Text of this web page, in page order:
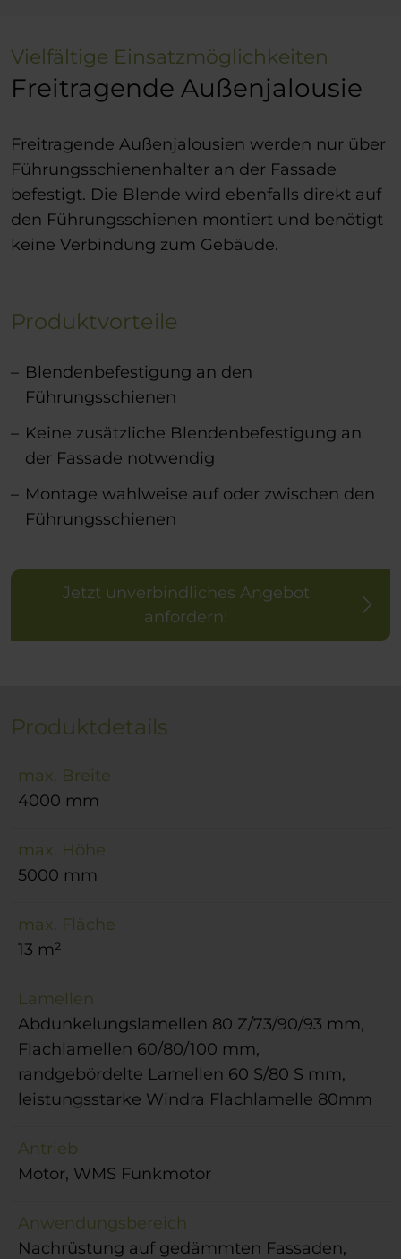
Vielfältige Einsatzmöglichkeiten
Freitragende Außenjalousie
Freitragende Außenjalousien werden nur über
Führungsschienenhalter an der Fassade
befestigt. Die Blende wird ebenfalls direkt auf
den Führungsschienen montiert und benötigt
keine Verbindung zum Gebäude.
Produktvorteile
Blendenbefestigung an den
Führungsschienen
Keine zusätzliche Blendenbefestigung an
der Fassade notwendig
Montage wahlweise auf oder zwischen den
Führungsschienen
Jetzt unverbindliches Angebot
anfordern!
Produktdetails
max. Breite
4000 mm
max. Höhe
5000 mm
max. Fläche
13 m²
Lamellen
Abdunkelungslamellen 80 Z/73/90/93 mm,
Flachlamellen 60/80/100 mm,
randgebördelte Lamellen 60 S/80 S mm,
leistungsstarke Windra Flachlamelle 80mm
Antrieb
Motor, WMS Funkmotor
Anwendungsbereich
Nachrüstung auf gedämmten Fassaden,